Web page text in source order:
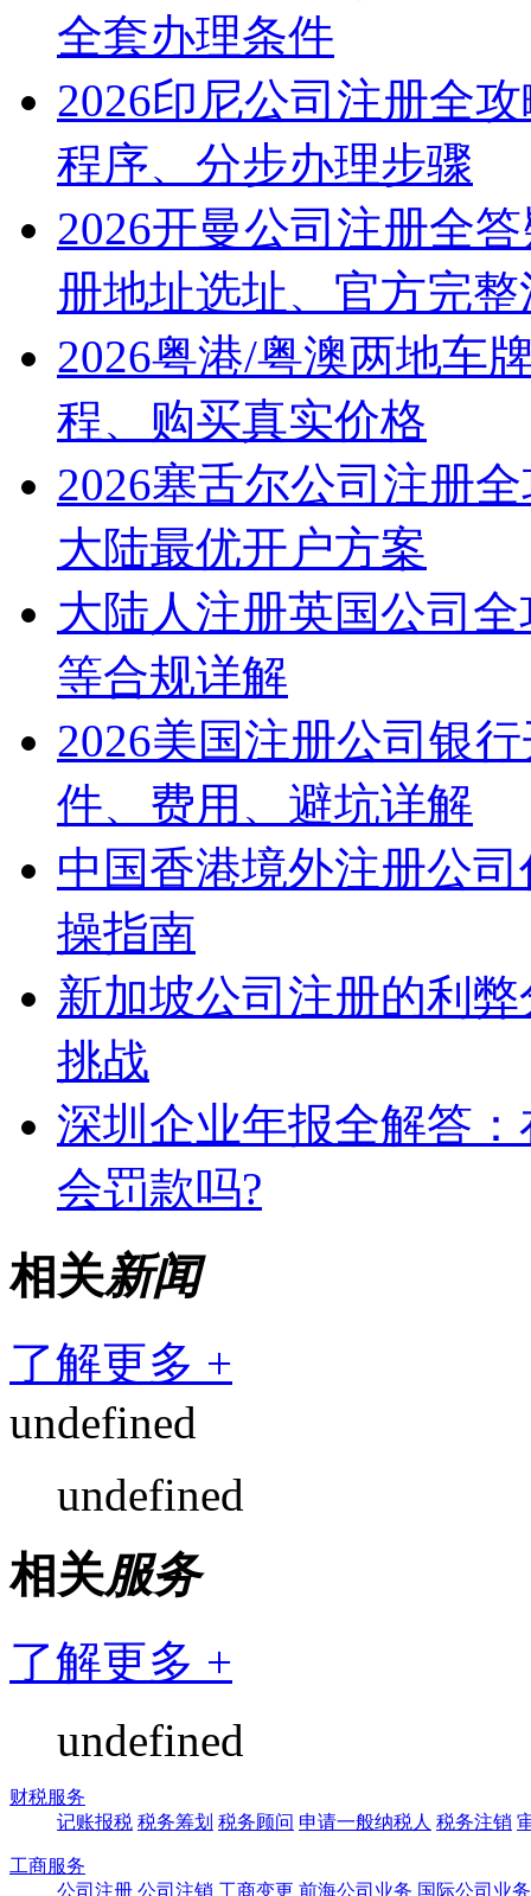
全套办理条件
2026印尼公司注册全
程序、分步办理步骤
2026开曼公司注册全
册地址选址、官方完
2026粤港/粤澳两地车
程、购买真实价格
2026塞舌尔公司注册
大陆最优开户方案
大陆人注册英国公司
等合规详解
2026美国注册公司银
件、费用、避坑详解
中国香港境外注册公
操指南
新加坡公司注册的利
挑战
深圳企业年报全解答
会罚款吗?
相关新闻
了解更多 +
undefined
undefined
相关服务
了解更多 +
undefined
财税服务
记账报税 税务筹划 税务顾问 申请一般纳税人 税务注销
工商服务
公司注册 公司注销 工商变更 前海公司业务 国际公司业务